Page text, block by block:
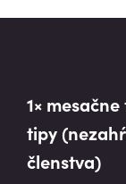
1×
tipy
členstva)